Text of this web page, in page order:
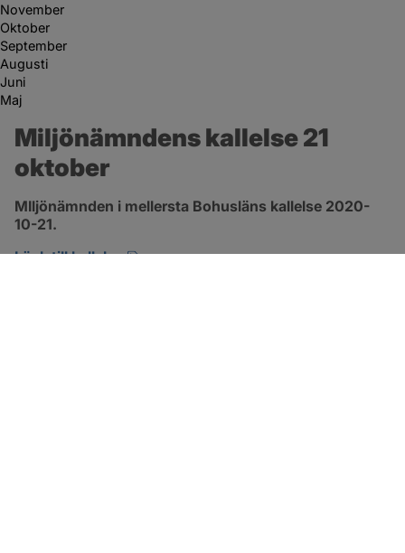
November
Oktober
September
Augusti
Juni
Maj
Miljönämndens kallelse 21
oktober
MIljönämnden i mellersta Bohusläns kallelse 2020-
10-21.
Länk till kallelse
pdf, öppnas i nytt fönster.